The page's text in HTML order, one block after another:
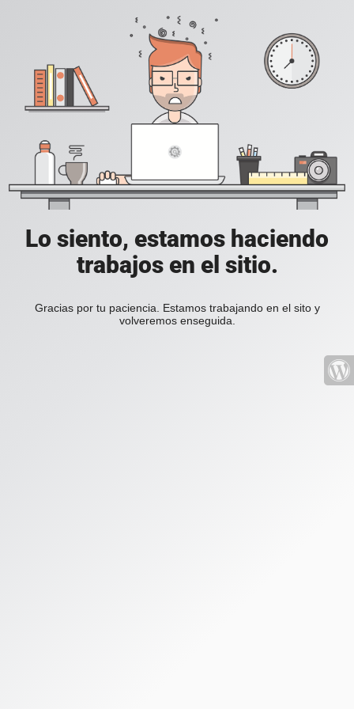
Lo siento, estamos haciendo
trabajos en el sitio.
Gracias por tu paciencia. Estamos trabajando en el sito y
volveremos enseguida.